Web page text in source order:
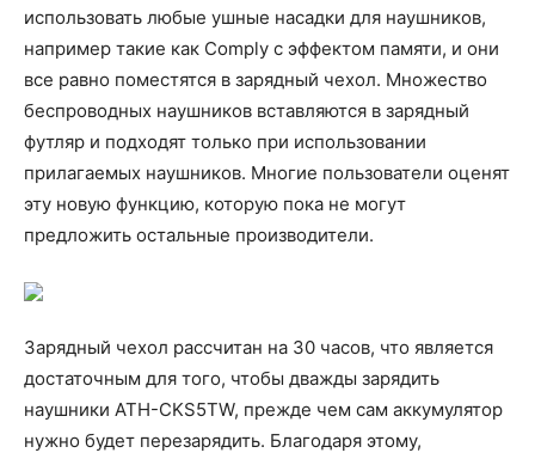
использовать любые ушные насадки для наушников,
например такие как Comply с эффектом памяти, и они
все равно поместятся в зарядный чехол. Множество
беспроводных наушников вставляются в зарядный
футляр и подходят только при использовании
прилагаемых наушников. Многие пользователи оценят
эту новую функцию, которую пока не могут
предложить остальные производители.
Зарядный чехол рассчитан на 30 часов, что является
достаточным для того, чтобы дважды зарядить
наушники ATH-CKS5TW, прежде чем сам аккумулятор
нужно будет перезарядить. Благодаря этому,